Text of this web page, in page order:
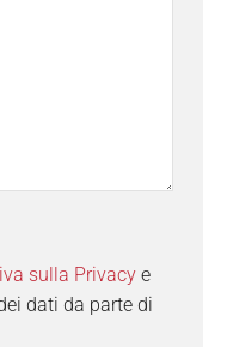
sulla Privacy e
dati da parte di